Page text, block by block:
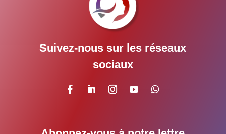
Suivez-nous sur les réseaux
sociaux